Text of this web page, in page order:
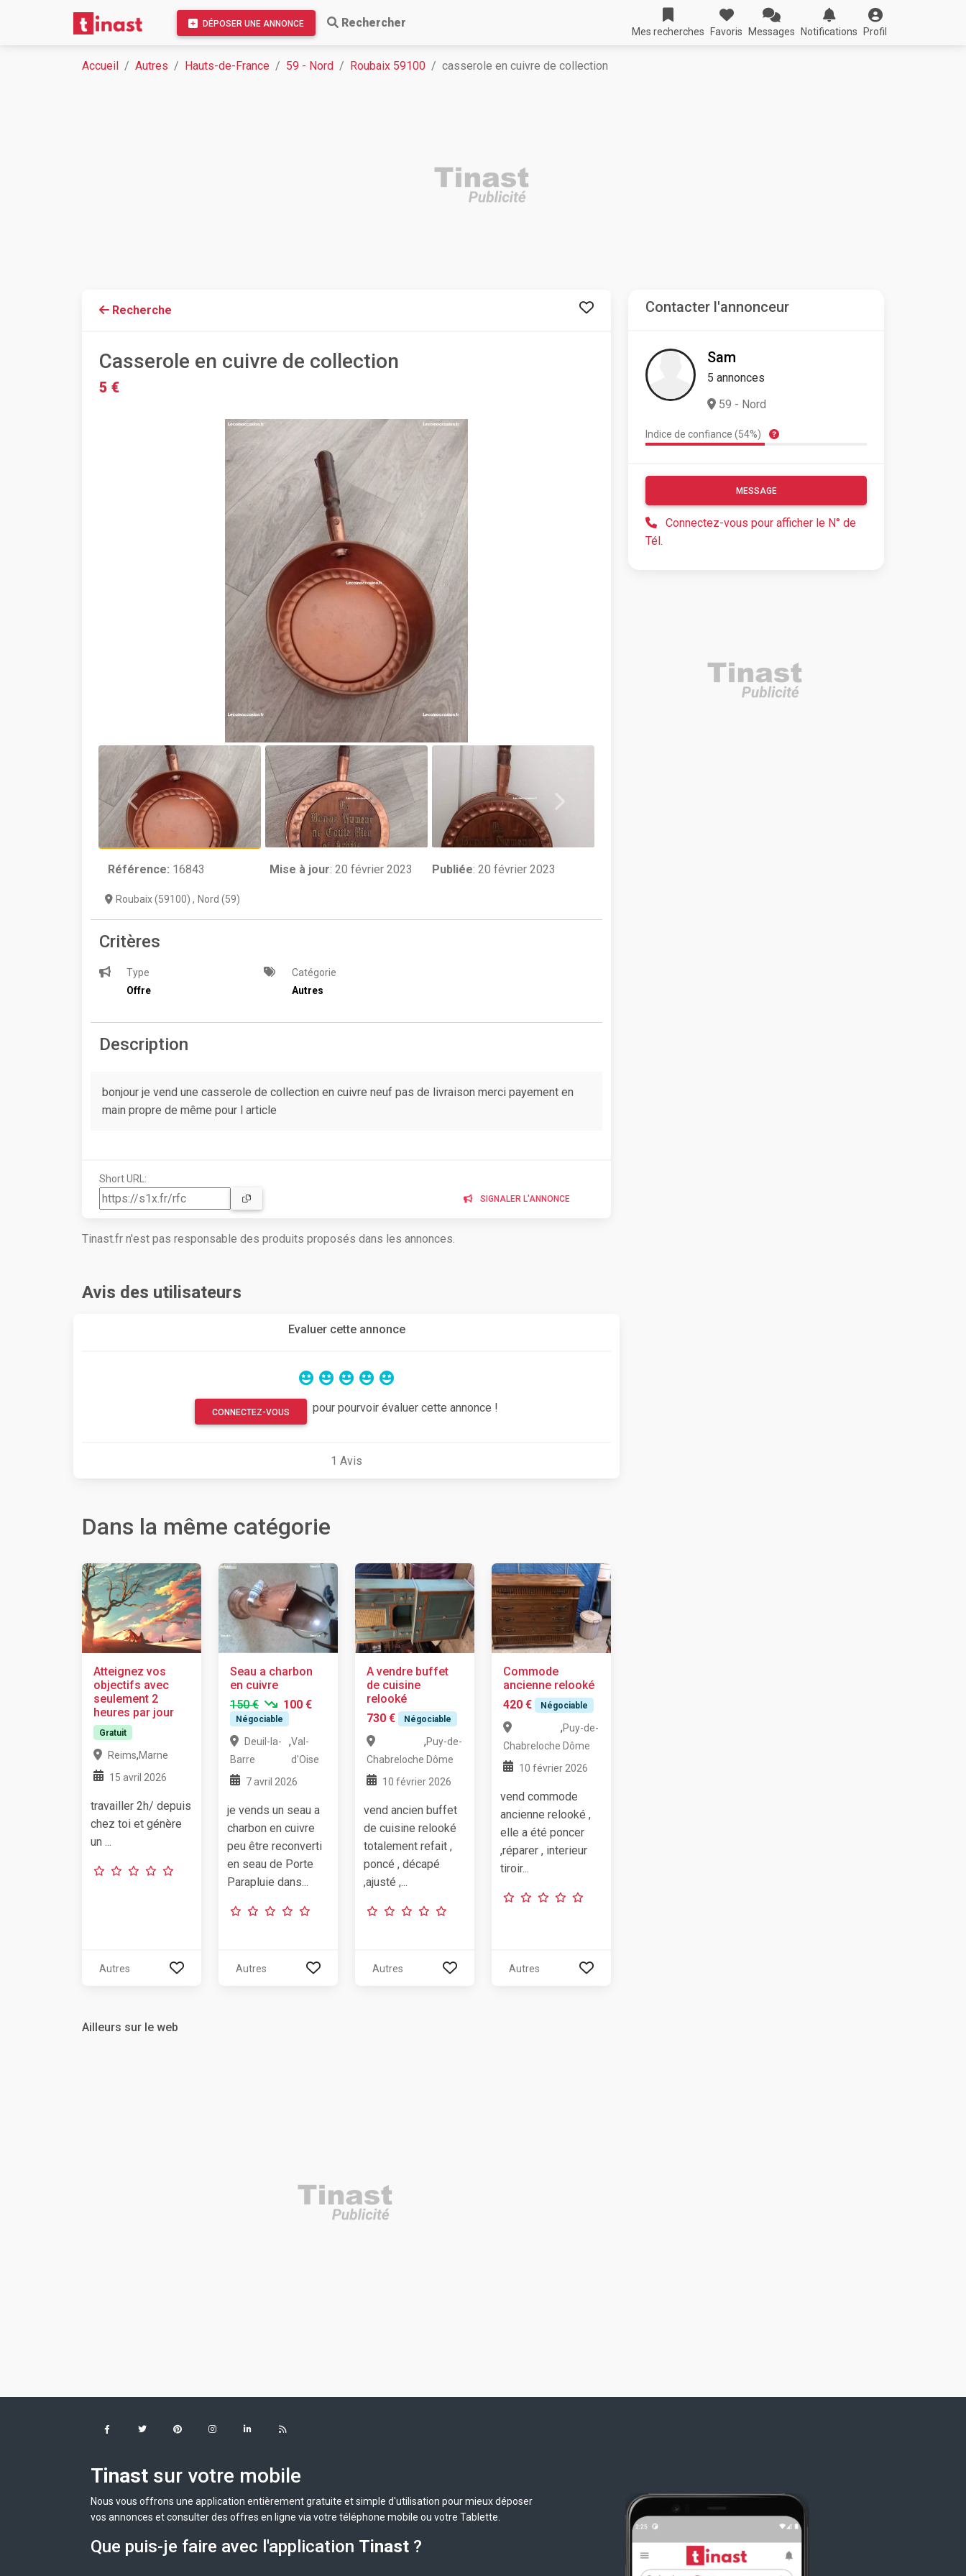
DÉPOSER UNE ANNONCE Rechercher
Mes recherches Favoris Messages Notifications Profil
Accueil Autres Hauts-de-France 59 - Nord Roubaix 59100 casserole en cuivre de collection
Recherche
Casserole en cuivre de collection
5 €
Référence: 16843 Mise à jour:20 février 2023 Publiée: 20 février 2023
Roubaix (59100) , Nord (59)
Critères
Type
Offre
Catégorie
Autres
Description
bonjour je vend une casserole de collection en cuivre neuf pas de livraison merci payement en
main propre de même pour l article
Short URL:
SIGNALER L'ANNONCE
Tinast.fr n'est pas responsable des produits proposés dans les annonces.
Avis des utilisateurs
Evaluer cette annonce
CONNECTEZ-VOUS pour pourvoir évaluer cette annonce !
1 Avis
Dans la même catégorie
Atteignez vos
objectifs avec
seulement 2
heures par jour
Gratuit
Reims,Marne
15 avril 2026
travailler 2h/ depuis
chez toi et génère
un ...
Autres
Seau a charbon
en cuivre
150 €
100 €
Négociable
Deuil-la-
Barre
,Val-
d'Oise
7 avril 2026
je vends un seau a
charbon en cuivre
peu être reconverti
en seau de Porte
Parapluie dans...
Autres
A vendre buffet
de cuisine
relooké
730 €
Négociable
Chabreloche
,Puy-de-
Dôme
10 février 2026
vend ancien buffet
de cuisine relooké
totalement refait ,
poncé , décapé
,ajusté ,...
Autres
Commode
ancienne relooké
420 €
Négociable
Chabreloche
,Puy-de-
Dôme
10 février 2026
vend commode
ancienne relooké ,
elle a été poncer
,réparer , interieur
tiroir...
Autres
Ailleurs sur le web
Contacter l'annonceur
Sam
5 annonces
59 - Nord
Indice de confiance (54%)
MESSAGE
Connectez-vous pour afficher le N° de
Tél.
Tinast sur votre mobile
Nous vous offrons une application entièrement gratuite et simple d'utilisation pour mieux déposer
vos annonces et consulter des offres en ligne via votre téléphone mobile ou votre Tablette.
Que puis-je faire avec l'application Tinast ?